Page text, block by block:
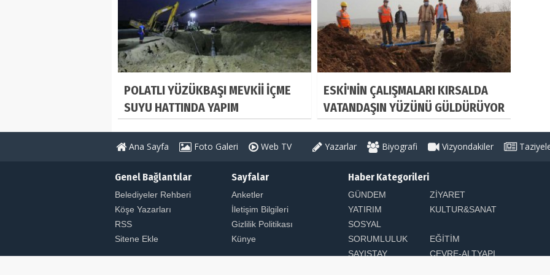
POLATLI YÜZÜKBAŞI MEVKİİ İÇME
SUYU HATTINDA YAPIM
ESKİ'NİN ÇALIŞMALARI KIRSALDA
VATANDAŞIN YÜZÜNÜ GÜLDÜRÜYOR
Ana Sayfa Foto Galeri Web TV Yazarlar Biyografi Vizyondakiler
Genel Bağlantılar
Belediyeler Rehberi
Köşe Yazarları
RSS
Sitene Ekle
Sayfalar
Anketler
İletişim Bilgileri
Gizlilik Politikası
Künye
Haber Kategorileri
GÜNDEM
ZİYARET
YATIRIM
KULTUR&SANAT
SOSYAL
SORUMLULUK
EĞİTİM
SAYIŞTAY
ÇEVRE-ALTYAPI